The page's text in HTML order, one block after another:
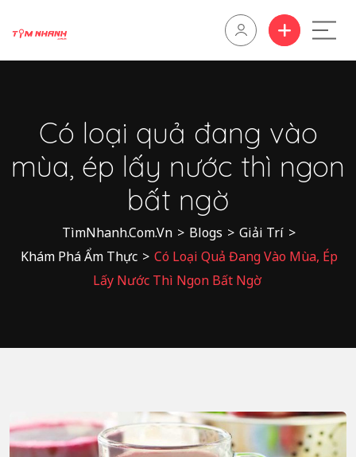
Có loại quả đang vào
mùa, ép lấy nước thì ngon
bất ngờ
TìmNhanh.Com.Vn > Blogs > Giải Trí >
Khám Phá Ẩm Thực > Có Loại Quả Đang Vào Mùa, Ép
Lấy Nước Thì Ngon Bất Ngờ